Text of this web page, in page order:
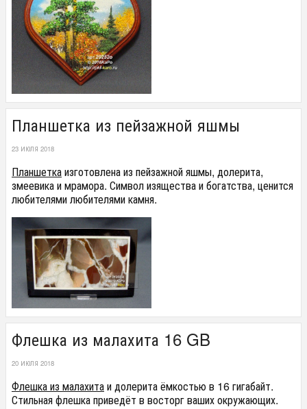
Планшетка из пейзажной яшмы
23 ИЮЛЯ 2018
Планшеткаизготовлена из пейзажной яшмы, долерита,
змеевика и мрамора. Символ изящества и богатства, ценится
любителями любителями камня.
Флешка из малахита 16 GB
20 ИЮЛЯ 2018
Флешка из малахитаи долерита ёмкостью в 16 гигабайт.
Стильная флешка приведёт в восторг ваших окружающих.